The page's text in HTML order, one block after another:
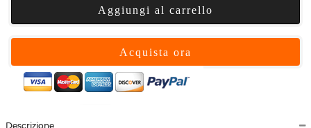
Aggiungi al carrello
Acquista ora
Descrizione